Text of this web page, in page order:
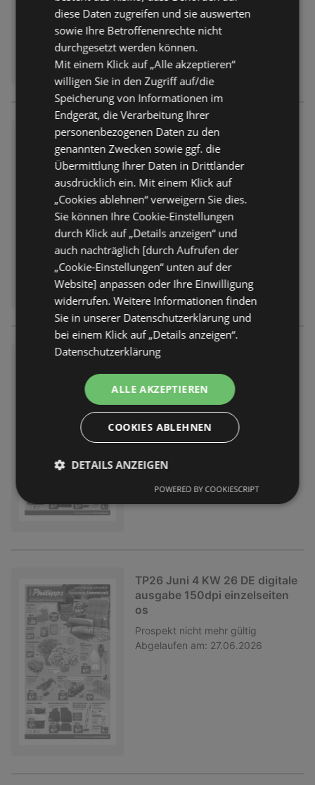
Juni 5 KW 27 DE digitale ausg
abe 150dpi einzelseiten
Prospekt nicht mehr gültig
Abgelaufen am: 04.07.2026
TP26 Juni 4 KW 26 DE digitale
ausgabe 150dpi einzelseiten
Prospekt nicht mehr gültig
Abgelaufen am: 27.06.2026
TP26 Juni 4 KW 26 DE digitale
ausgabe 150dpi einzelseiten
os
Prospekt nicht mehr gültig
Abgelaufen am: 27.06.2026
diese Daten zugreifen und sie auswerten
sowie Ihre Betroffenenrechte nicht
durchgesetzt werden können.
Mit einem Klick auf „Alle akzeptieren“
willigen Sie in den Zugriff auf/die
Speicherung von Informationen im
Endgerät, die Verarbeitung Ihrer
personenbezogenen Daten zu den
genannten Zwecken sowie ggf. die
Übermittlung Ihrer Daten in Drittländer
ausdrücklich ein. Mit einem Klick auf
„Cookies ablehnen“ verweigern Sie dies.
Sie können Ihre Cookie-Einstellungen
durch Klick auf „Details anzeigen“ und
auch nachträglich [durch Aufrufen der
„Cookie-Einstellungen“ unten auf der
Website] anpassen oder Ihre Einwilligung
widerrufen. Weitere Informationen finden
Sie in unserer Datenschutzerklärung und
bei einem Klick auf „Details anzeigen“.
Datenschutzerklärung
ALLE AKZEPTIEREN
COOKIES ABLEHNEN
DETAILS ANZEIGEN
POWERED BY COOKIESCRIPT